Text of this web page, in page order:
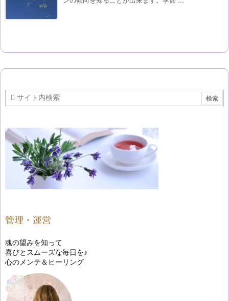
管理・運営
魂の望みを知って
喜びとスムーズな毎日を♪
心のメンテ＆ヒーリング